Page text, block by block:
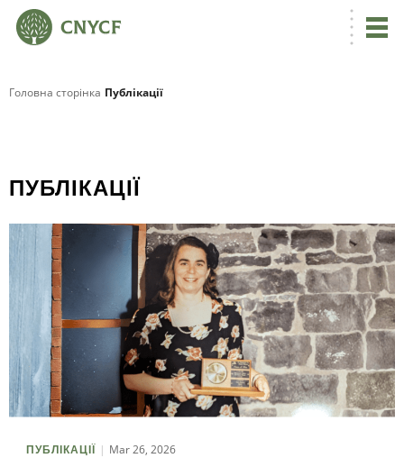
Головна сторінка Публікації
ПУБЛІКАЦІЇ
ПУБЛІКАЦІЇ Mar 26, 2026